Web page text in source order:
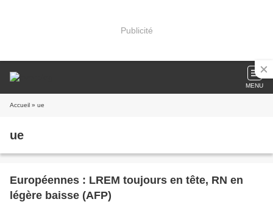
Publicité
MENU
Accueil » ue
ue
Européennes : LREM toujours en tête, RN en
légère baisse (AFP)